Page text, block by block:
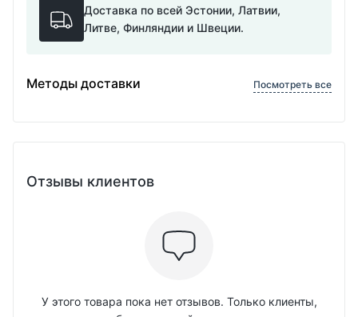
Доставка по всей Эстонии, Латвии,
Литве, Финляндии и Швеции.
Методы доставки Посмотреть все
Отзывы клиентов
У этого товара пока нет отзывов. Только клиенты,